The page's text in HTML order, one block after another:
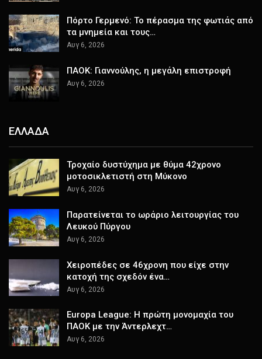
Πόρτο Γερμενό: Το πέρασμα της φωτιάς από
τα μνημεία και τους…
Αυγ 6, 2026
ΠΑΟΚ: Γιαννούλης, η μεγάλη επιστροφή
Αυγ 6, 2026
ΕΛΛΑΔΑ
Τροχαίο δυστύχημα με θύμα 42χρονο
μοτοσικλετιστή στη Μύκονο
Αυγ 6, 2026
Παρατείνεται το ωράριο λειτουργίας του
Λευκού Πύργου
Αυγ 6, 2026
Χειροπέδες σε 46χρονη που είχε στην
κατοχή της σχεδόν ένα…
Αυγ 6, 2026
Europa League: Η πρώτη μονομαχία του
ΠΑΟΚ με την Άντερλεχτ…
Αυγ 6, 2026